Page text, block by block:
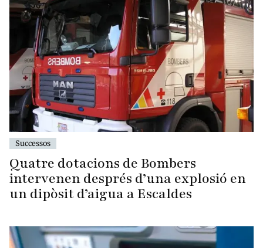
Successos
Quatre dotacions de Bombers
intervenen després d’una explosió en
un dipòsit d’aigua a Escaldes